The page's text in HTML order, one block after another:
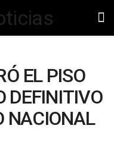
EL PISO
DEFINITIVO
NACIONAL